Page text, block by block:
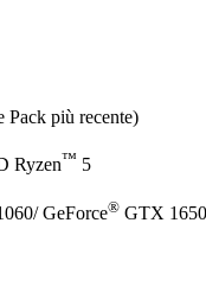
Pack più recente)
Ryzen™ 5
GeForce® GTX